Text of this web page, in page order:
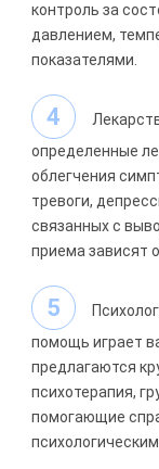
контроль за
давлением,
показателями.
определенные
облегчения
тревоги,
связанных с
приема зависят
помощь играет
предлагаются
психотерапия,
помогающие